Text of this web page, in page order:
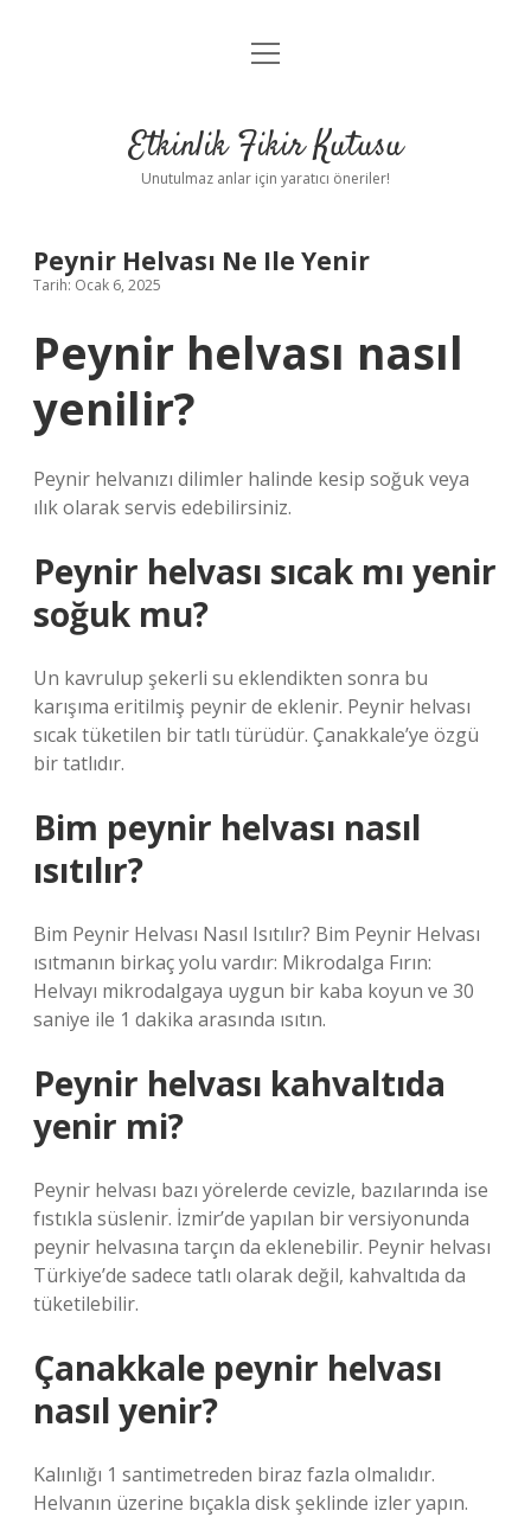
Anasayfa
Yasal Uyarı
menüyü
Etkinlik Fikir Kutusu
Unutulmaz anlar için yaratıcı öneriler!
Peynir Helvası Ne Ile Yenir
Tarih: Ocak 6, 2025
Peynir helvası nasıl
yenilir?
Peynir helvanızı dilimler halinde kesip soğuk veya
ılık olarak servis edebilirsiniz.
Peynir helvası sıcak mı yenir
soğuk mu?
Un kavrulup şekerli su eklendikten sonra bu
karışıma eritilmiş peynir de eklenir. Peynir helvası
sıcak tüketilen bir tatlı türüdür. Çanakkale’ye özgü
bir tatlıdır.
Bim peynir helvası nasıl
ısıtılır?
Bim Peynir Helvası Nasıl Isıtılır? Bim Peynir Helvası
ısıtmanın birkaç yolu vardır: Mikrodalga Fırın:
Helvayı mikrodalgaya uygun bir kaba koyun ve 30
saniye ile 1 dakika arasında ısıtın.
Peynir helvası kahvaltıda
yenir mi?
Peynir helvası bazı yörelerde cevizle, bazılarında ise
fıstıkla süslenir. İzmir’de yapılan bir versiyonunda
peynir helvasına tarçın da eklenebilir. Peynir helvası
Türkiye’de sadece tatlı olarak değil, kahvaltıda da
tüketilebilir.
Çanakkale peynir helvası
nasıl yenir?
Kalınlığı 1 santimetreden biraz fazla olmalıdır.
Helvanın üzerine bıçakla disk şeklinde izler yapın.